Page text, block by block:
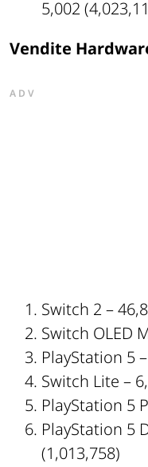
5,002
Vendite
ADV
Switch 2 –
Switch OLED
PlayStation 5
Switch Lite –
PlayStation 5
PlayStation 5
(1,013,758)